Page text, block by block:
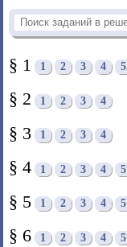
§ 1 1 2 3 4 5
§ 2 1 2 3 4
§ 3 1 2 3 4
§ 4 1 2 3 4 5
§ 5 1 2 3 4 5
§ 6 1 2 3 4 5